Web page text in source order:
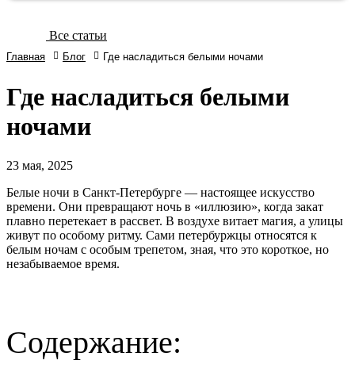
Все статьи
Главная Блог Где насладиться белыми ночами
Где насладиться белыми
ночами
23 мая, 2025
Белые ночи в Санкт-Петербурге — настоящее искусство
времени. Они превращают ночь в «иллюзию», когда закат
плавно перетекает в рассвет. В воздухе витает магия, а улицы
живут по особому ритму. Сами петербуржцы относятся к
белым ночам с особым трепетом, зная, что это короткое, но
незабываемое время.
Содержание: